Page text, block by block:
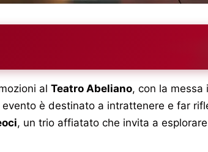
al Teatro Abeliano, con la messa
evento è destinato a intrattenere e far
, un trio affiatato che invita a